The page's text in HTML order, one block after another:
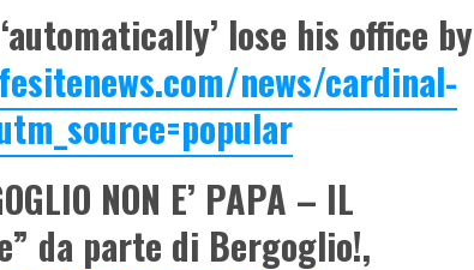
lose his office by
news/cardinal-
NON E’ PAPA – IL
da parte di Bergoglio!,